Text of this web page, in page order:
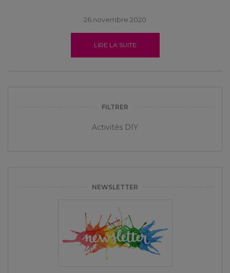
26 novembre 2020
LIRE LA SUITE
FILTRER
Activités DIY
NEWSLETTER